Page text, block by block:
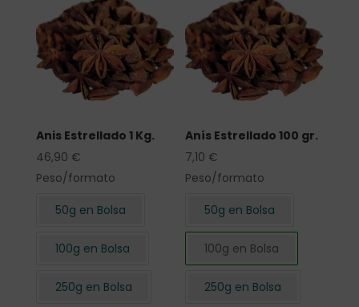
Anis Estrellado 1 Kg.
46,90 €
Peso/formato
50g en Bolsa
100g en Bolsa
250g en Bolsa
Anís Estrellado 100 gr.
7,10 €
Peso/formato
50g en Bolsa
100g en Bolsa
250g en Bolsa